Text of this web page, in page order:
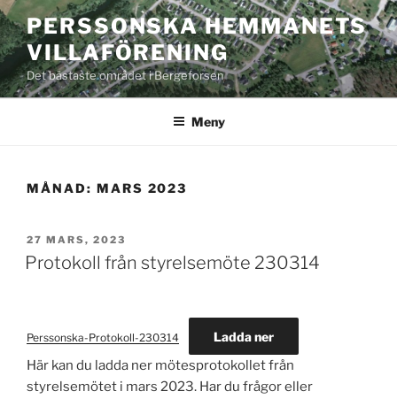
Hoppa
till
innehåll
PERSSONSKA HEMMANETS
VILLAFÖRENING
Det bästaste området i Bergeforsen
Meny
MÅNAD: MARS 2023
PUBLICERAT
27 MARS, 2023
Protokoll från styrelsemöte 230314
Perssonska-Protokoll-230314 Ladda ner
Här kan du ladda ner mötesprotokollet från
styrelsemötet i mars 2023. Har du frågor eller